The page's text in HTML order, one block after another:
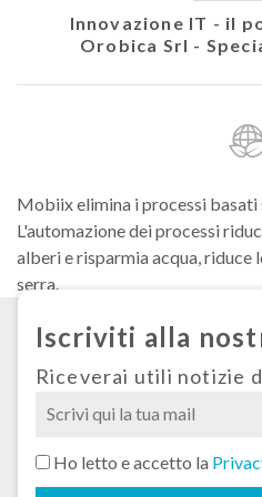
Innovazione IT - il
Orobica Srl -
Mobiix elimina i processi basati
L'automazione dei processi
alberi e risparmia acqua, riduce
serra.
Condizioni
Iscriviti alla
Riceverai utili notizie
Si
prega
Ho letto e accetto la